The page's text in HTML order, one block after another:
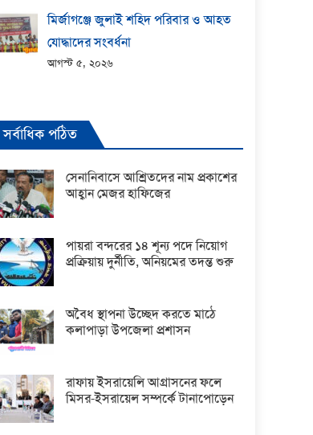
মির্জাগঞ্জে জুলাই শহিদ পরিবার ও আহত
যোদ্ধাদের সংবর্ধনা
আগস্ট ৫, ২০২৬
সর্বাধিক পঠিত
সেনানিবাসে আশ্রিতদের নাম প্রকাশের
আহ্বান মেজর হাফিজের
পায়রা বন্দরের ১৪ শূন্য পদে নিয়োগ
প্রক্রিয়ায় দুর্নীতি, অনিয়মের তদন্ত শুরু
অবৈধ স্থাপনা উচ্ছেদ করতে মাঠে
কলাপাড়া উপজেলা প্রশাসন
রাফায় ইসরায়েলি আগ্রাসনের ফলে
মিসর-ইসরায়েল সম্পর্কে টানাপোড়েন